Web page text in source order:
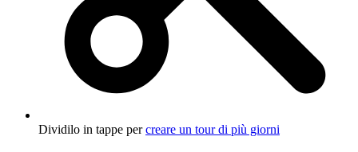
Dividilo in tappe percreare un tour di più giorni